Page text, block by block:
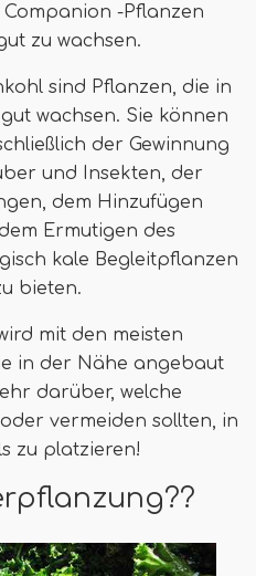
-Pflanzen
zu wachsen.
sind Pflanzen, die in
wachsen. Sie können
der Gewinnung
und Insekten, der
dem Hinzufügen
Ermutigen des
kale Begleitpflanzen
bieten.
mit den meisten
in der Nähe angebaut
darüber, welche
vermeiden sollten, in
zu platzieren!